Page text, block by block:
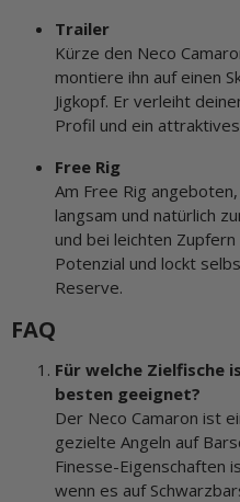
Trailer
Kürze den Neco
montiere ihn auf einen
Jigkopf. Er verleiht
Profil und ein attraktives
Free Rig
Am Free Rig
langsam und natürlich
und bei leichten
Potenzial und lockt
Reserve.
FAQ
Für welche Zielfische
besten geeignet?
Der Neco Camaron ist
gezielte Angeln auf
Finesse-Eigenschaften
wenn es auf